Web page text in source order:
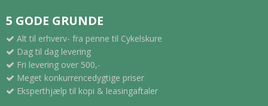
5 GODE GRUNDE
Alt til erhverv- fra penne til Cykelskure
Dag til dag levering
Fri levering over 500,-
Meget konkurrencedygtige priser
Eksperthjælp til kopi & leasingaftaler